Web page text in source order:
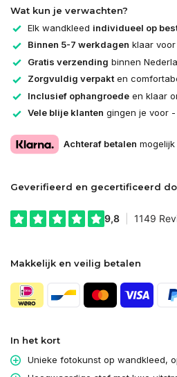
Wat kun je verwachten?
Elk wandkleed individueel op
Binnen 5-7 werkdagen klaar
Gratis verzending binnen
Zorgvuldig verpakten
Inclusief ophangroede en klaar
Vele blije klanten gingen je voor
Achteraf betalen
Geverifieerd en gecertificeerd
Makkelijk en veilig betalen
In het kort
Unieke fotokunst op wandkleed,